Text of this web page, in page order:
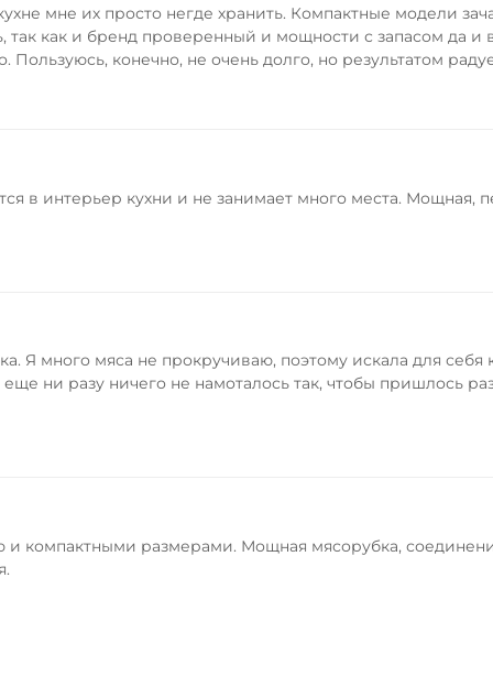
мне их просто негде хранить. Компактные модели
так как и бренд проверенный и мощности с запасом да и
Пользуюсь, конечно, не очень долго, но результатом
в интерьер кухни и не занимает много места.
Я много мяса не прокручиваю, поэтому искала для
еще ни разу ничего не намоталось так, чтобы пришлось
компактными размерами. Мощная мясорубка,